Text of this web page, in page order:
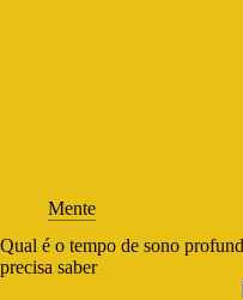
Mente
Qual é o tempo de sono
precisa saber